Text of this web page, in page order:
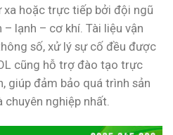
hoặc trực tiếp bởi đội ngũ
lạnh – cơ khí. Tài liệu vận
số, xử lý sự cố đều được
cũng hỗ trợ đào tạo trực
giúp đảm bảo quá trình sản
nghiệp nhất.